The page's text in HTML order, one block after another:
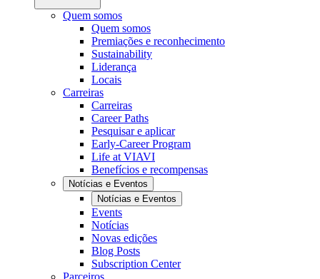
Quem somos
Quem somos
Premiações e reconhecimento
Sustainability
Liderança
Locais
Carreiras
Carreiras
Career Paths
Pesquisar e aplicar
Early-Career Program
Life at VIAVI
Benefícios e recompensas
Notícias e Eventos
Notícias e Eventos
Events
Notícias
Novas edições
Blog Posts
Subscription Center